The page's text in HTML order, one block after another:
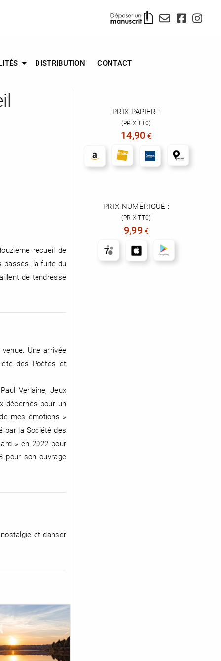
DISTRIBUTION CONTACT
recueil de
passés, la fuite du
de tendresse
Une arrivée
des Poètes et
Verlaine, Jeux
décernés pour un
mes émotions »
par la Société des
» en 2022 pour
pour son ouvrage
et danser
PRIX PAPIER :
(PRIX TTC)
14,90 €
PRIX NUMÉRIQUE :
(PRIX TTC)
9,99 €